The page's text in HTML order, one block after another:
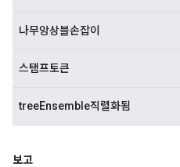
나무앙상블손잡이
스탬프토큰
treeEnsemble직렬화됨
보고